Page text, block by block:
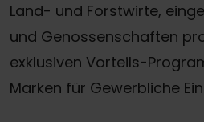
Land- und Forstwirte,
und Genossenschaften
exklusiven Vorteils-
Marken für Gewerbliche